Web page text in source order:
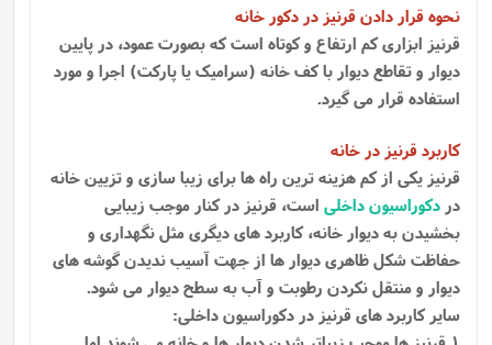
نحوه قرار دادن قرنیز در دکور خانه
قرنیز ابزاری کم ارتفاع و کوتاه است که بصورت عمود، در پایین
دیوار و تقاطع دیوار با کف خانه (سرامیک یا پارکت) اجرا و مورد
استفاده قرار می گیرد.
کاربرد قرنیز در خانه
قرنیز یکی از کم هزینه ترین راه ها برای زیبا سازی و تزیین خانه
در دکوراسیون داخلی است، قرنیز در کنار موجب زیبایی
بخشیدن به دیوار خانه، کاربرد های دیگری مثل نگهداری و
حفاظت شکل ظاهری دیوار ها از جهت آسیب ندیدن گوشه ‌های
دیوار و منتقل نکردن رطوبت و آب به سطح دیوار می‌ شود.
سایر کاربرد های قرنیز در دکوراسیون داخلی: